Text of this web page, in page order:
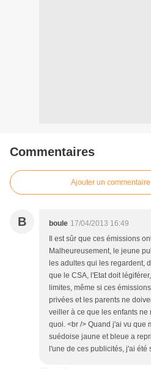
Commentaires
Ajouter un commentaire
B boule 17/04/2013 16:49
Il est sûr que ces émissions
Malheureusement, le jeune
les adultes qui les regardent,
que le CSA, l'Etat doit
limites, même si ces
privées et les parents ne
veiller à ce que les enfants ne
quoi. <br /> Quand j'ai vu que
suédoise jaune et bleue a
l'une de ces publicités, j'ai été